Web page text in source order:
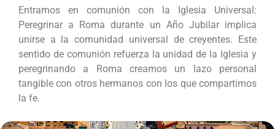
Entramos en comunión con la Iglesia Universal:
Peregrinar a Roma durante un Año Jubilar implica
unirse a la comunidad universal de creyentes. Este
sentido de comunión refuerza la unidad de la Iglesia y
peregrinando a Roma creamos un lazo personal
tangible con otros hermanos con los que compartimos
la fe.